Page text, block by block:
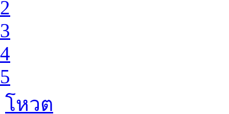
2
3
4
5
โหวต